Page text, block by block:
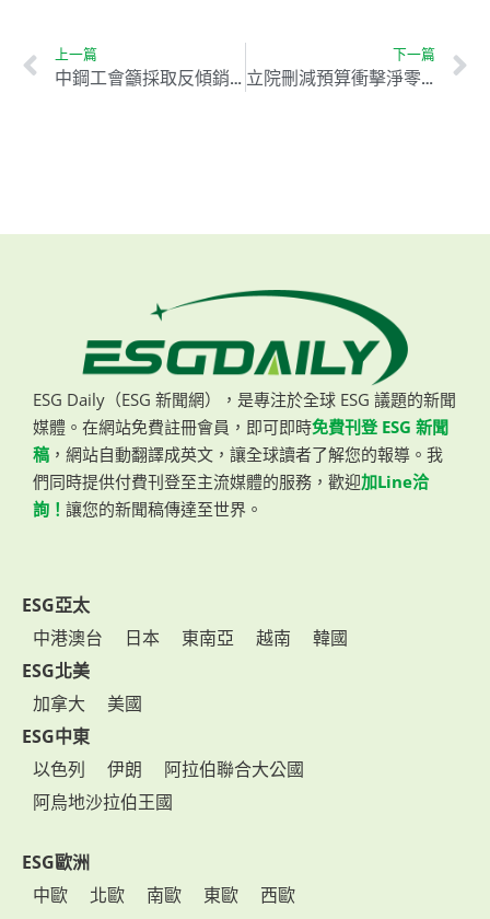
上一篇
中鋼工會籲採取反傾銷措施 促進鋼鐵產業綠色轉型
下一篇
立院刪減預算衝擊淨零轉型 經濟部籲回歸理性審查
ESG Daily（ESG 新聞網），是專注於全球 ESG 議題的新聞
媒體。在網站免費註冊會員，即可即時免費刊登 ESG 新聞
稿 ，網站自動翻譯成英文，讓全球讀者了解您的報導。我
們同時提供付費刊登至主流媒體的服務，歡迎加Line洽
詢！ 讓您的新聞稿傳達至世界。
ESG亞太
中港澳台
日本 東南亞 越南
韓國
ESG北美
加拿大
美國
ESG中東
以色列
伊朗
阿拉伯聯合大公國
阿烏地沙拉伯王國
ESG歐洲
中歐
北歐 南歐 東歐 西歐